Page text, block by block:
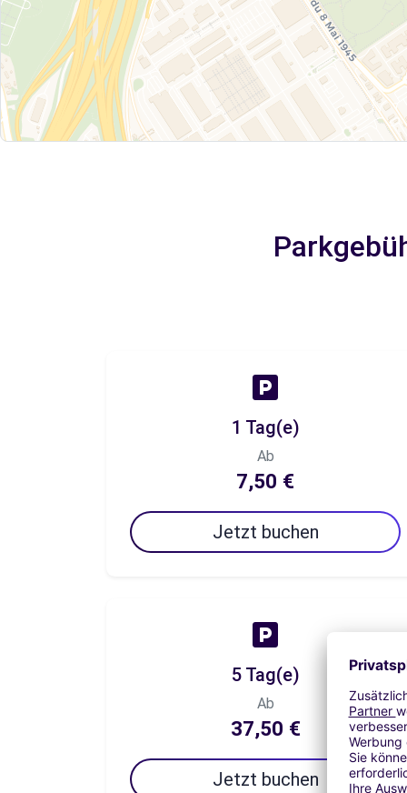
1 Tag(e)
Ab
7,50 €
Jetzt buchen
5 Tag(e)
Ab
37,50 €
Jetzt buchen